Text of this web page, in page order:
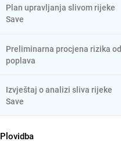
Plan upravljanja slivom rijeke
Save
Preliminarna procjena rizika od
poplava
Izvještaj o analizi sliva rijeke
Save
Plovidba